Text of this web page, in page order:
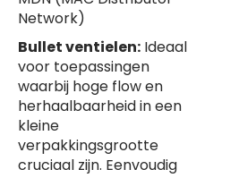
Network)
Bullet ventielen: Ideaal
voor toepassingen
waarbij hoge flow en
herhaalbaarheid in een
kleine
verpakkingsgrootte
cruciaal zijn. Eenvoudig